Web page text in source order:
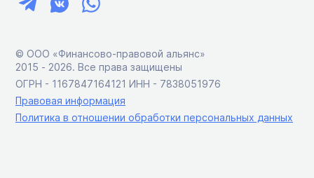
© ООО «Финансово-правовой альянс»
2015 ‑ 2026. Все права защищены
ОГРН - 1167847164121 ИНН - 7838051976
Правовая информация
Политика в отношении обработки персональных данных